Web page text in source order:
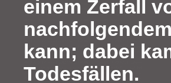
einem Zerfall
kann; dabei
Todesfällen.